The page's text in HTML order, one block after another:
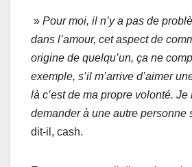
» Pour moi, il n’y a pas de
dans l’amour, cet aspect de
origine de quelqu’un, ça ne
exemple, s’il m’arrive d’aimer
là c’est de ma propre volonté.
demander à une autre personne
dit-il, cash.